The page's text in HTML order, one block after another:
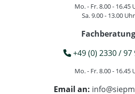
Mo. - Fr. 8.00 - 16.45
Sa. 9.00 - 13.00 Uhr
Fachberatung
+49 (0) 2330 / 97
Mo. - Fr. 8.00 - 16.45
Email an: